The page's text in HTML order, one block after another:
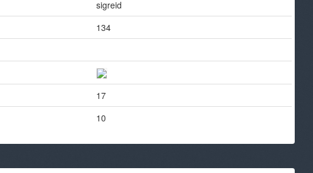
sigreid
134
17
10